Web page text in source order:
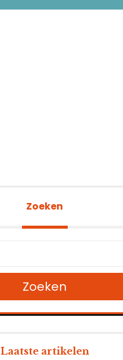
Zoeken
Zoeken
Laatste artikelen